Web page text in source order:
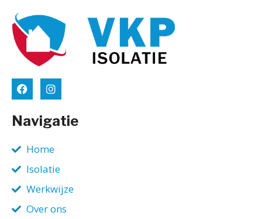
Navigatie
Home
Isolatie
Werkwijze
Over ons